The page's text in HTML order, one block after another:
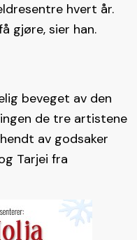
hvert år.
gjøre, sier han.
beveget av den
de tre artistene
av godsaker
Tarjei fra